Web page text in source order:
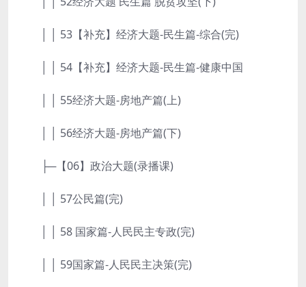
│ │ 53【补充】经济大题-民生篇-综合(完)
│ │ 54【补充】经济大题-民生篇-健康中国
│ │ 55经济大题-房地产篇(上)
│ │ 56经济大题-房地产篇(下)
├─【06】政治大题(录播课)
│ │ 57公民篇(完)
│ │ 58 国家篇-人民民主专政(完)
│ │ 59国家篇-人民民主决策(完)